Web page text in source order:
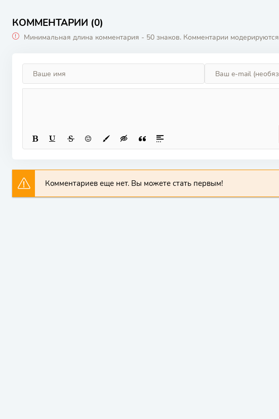
дружбы
КОММЕНТАРИИ (0)
Минимальная длина комментария - 50 знаков. Комментарии модерируются
Комментариев еще нет. Вы можете стать первым!